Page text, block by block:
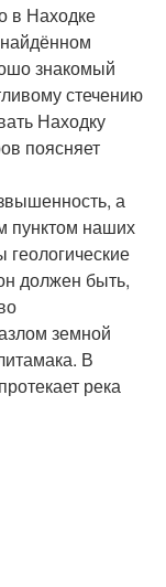
в Находке
знакомый
стечению
Находку
поясняет
а
пунктом наших
геологические
должен быть,
земной
В
река